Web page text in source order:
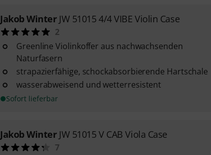
Jakob Winter JW 51015 4/4 VIBE Violin Case
2
Greenline Violinkoffer aus nachwachsenden
Naturfasern
strapazierfähige, schockabsorbierende Hartschale
wasserabweisend und wetterresistent
Sofort lieferbar
Jakob Winter JW 51015 V CAB Viola Case
7